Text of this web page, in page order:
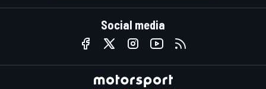
Social media